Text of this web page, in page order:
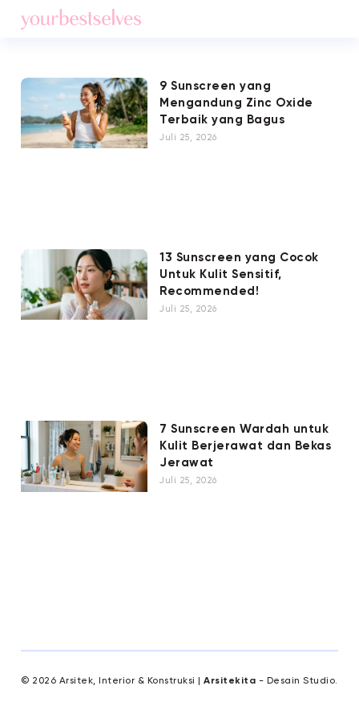
9 Sunscreen yang
Mengandung Zinc Oxide
Terbaik yang Bagus
Juli 25, 2026
13 Sunscreen yang Cocok
Untuk Kulit Sensitif,
Recommended!
Juli 25, 2026
7 Sunscreen Wardah untuk
Kulit Berjerawat dan Bekas
Jerawat
Juli 25, 2026
© 2026 Arsitek, Interior & Konstruksi |Arsitekita - Desain Studio.